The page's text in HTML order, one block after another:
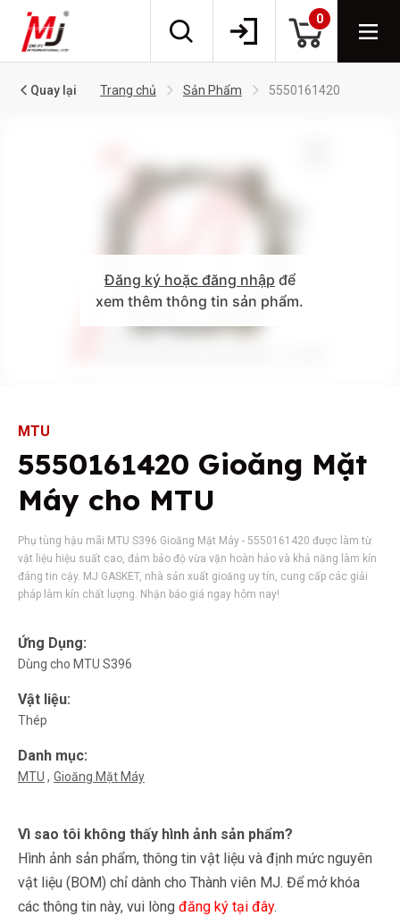
0
Quay lại Trang chủ Sản Phẩm 5550161420
Đăng ký hoặc đăng nhập để
xem thêm thông tin sản phẩm.
MTU
5550161420 Gioăng Mặt
Máy cho MTU
Phụ tùng hậu mãi MTU S396 Gioăng Mặt Máy - 5550161420 được làm từ
vật liệu hiệu suất cao, đảm bảo độ vừa vặn hoàn hảo và khả năng làm kín
đáng tin cậy. MJ GASKET, nhà sản xuất gioăng uy tín, cung cấp các giải
pháp làm kín chất lượng. Nhận báo giá ngay hôm nay!
Ứng Dụng:
Dùng cho MTU S396
Vật liệu:
Thép
Danh mục:
MTU Gioăng Mặt Máy
Vì sao tôi không thấy hình ảnh sản phẩm?
Hình ảnh sản phẩm, thông tin vật liệu và định mức nguyên
vật liệu (BOM) chỉ dành cho Thành viên MJ. Để mở khóa
các thông tin này, vui lòng đăng ký tại đây.